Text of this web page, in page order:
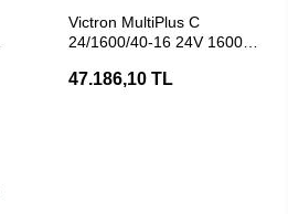
Victron MultiPlus C
24/1600/40-16 24V 1600W
İnvertör
47.186,10 TL